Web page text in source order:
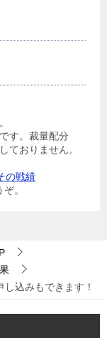
す。裁量配分
ておりません。
の戦績
。
込みもできます！